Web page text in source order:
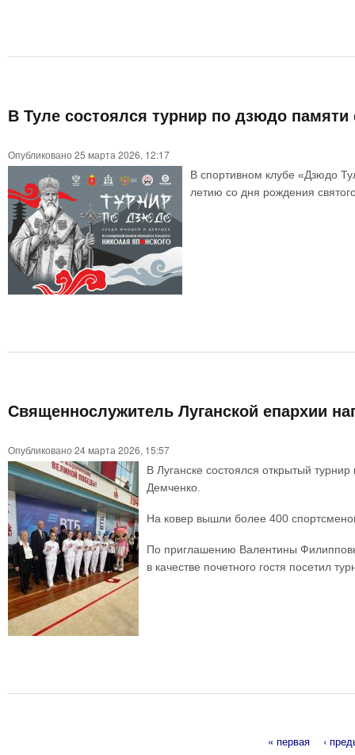
В Туле состоялся турнир по дзюдо памяти
Опубликовано 25 марта 2026, 12:17
В спортивном клубе «Дзюдо
летию со дня рождения
Священнослужитель Луганской епархии
Опубликовано 24 марта 2026, 15:57
В Луганске состоялся открытый
Демченко.
На ковер вышли более 400
По приглашению Валентины
в качестве почетного гостя посетил
« первая ‹